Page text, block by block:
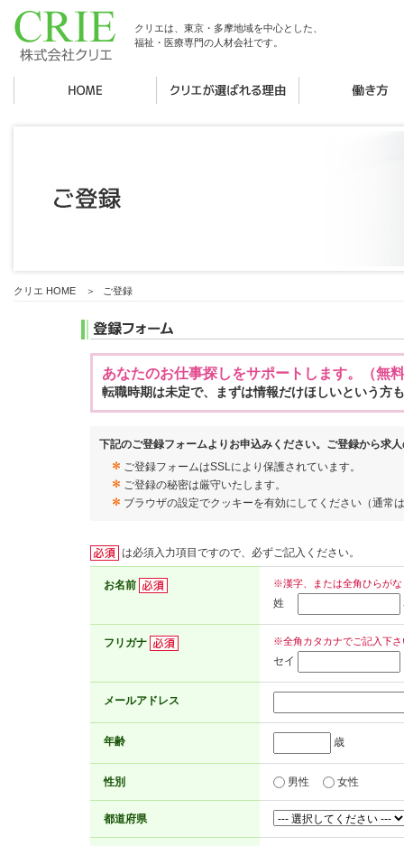
クリエは、東京・多摩地域を中心とした、
福祉・医療専門の人材会社です。
クリエ HOME ＞ ご登録
あなたのお仕事探しをサポートします。（無
転職時期は未定で、まずは情報だけほしいという方
下記のご登録フォームよりお申込みください。ご登録から求
ご登録フォームはSSLにより保護されています。
ご登録の秘密は厳守いたします。
ブラウザの設定でクッキーを有効にしてください（通常
は必須入力項目ですので、必ずご記入ください。
お名前 ※漢字、または全角ひらが
姓
フリガナ ※全角カタカナでご記入下さ
セイ
メールアドレス
年齢 歳
性別 男性 女性
都道府県